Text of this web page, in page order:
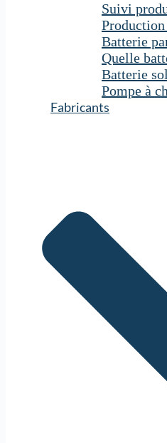
Suivi
Production
Batterie
Quelle
Batterie
Pompe à
Fabricants